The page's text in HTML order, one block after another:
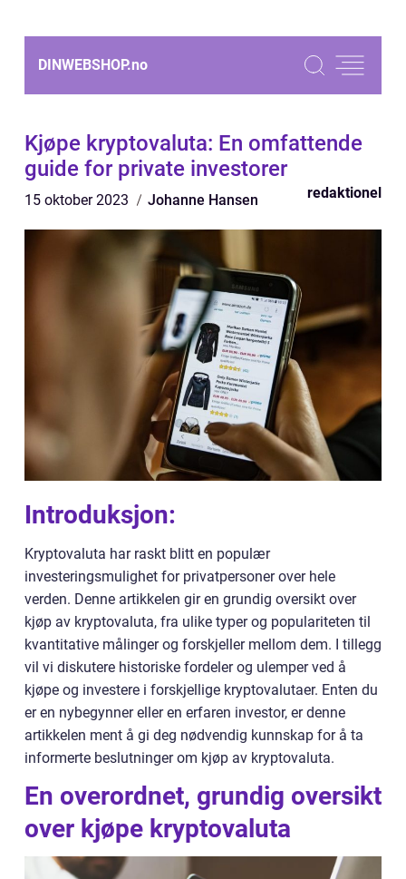
DINWEBSHOP.no
Kjøpe kryptovaluta: En omfattende
guide for private investorer
15 oktober 2023 Johanne Hansen redaktionel
Introduksjon:
Kryptovaluta har raskt blitt en populær
investeringsmulighet for privatpersoner over hele
verden. Denne artikkelen gir en grundig oversikt over
kjøp av kryptovaluta, fra ulike typer og populariteten til
kvantitative målinger og forskjeller mellom dem. I tillegg
vil vi diskutere historiske fordeler og ulemper ved å
kjøpe og investere i forskjellige kryptovalutaer. Enten du
er en nybegynner eller en erfaren investor, er denne
artikkelen ment å gi deg nødvendig kunnskap for å ta
informerte beslutninger om kjøp av kryptovaluta.
En overordnet, grundig oversikt
over kjøpe kryptovaluta